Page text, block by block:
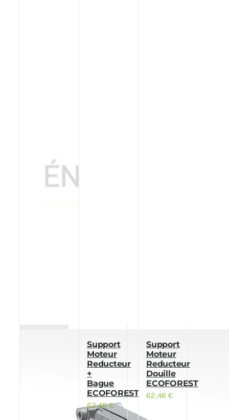
Support
Moteur
Reducteur
+
Bague
ECOFOREST
62,46€
Support
Moteur
Reducteur
Douille
ECOFOREST
62,46€